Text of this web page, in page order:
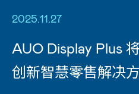
2025.11.27
AUO Display Plus
创新智慧零售解决